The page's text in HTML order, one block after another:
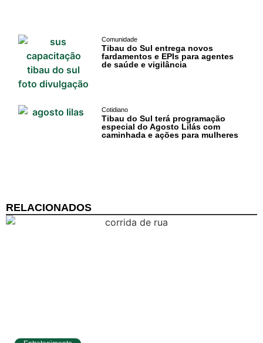
Comunidade
Tibau do Sul entrega novos
fardamentos e EPIs para agentes
de saúde e vigilância
Cotidiano
Tibau do Sul terá programação
especial do Agosto Lilás com
caminhada e ações para mulheres
RELACIONADOS